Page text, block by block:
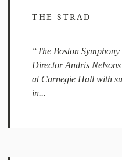
THE STRAD
“The Boston
Director Andris
at Carnegie Hall with
in...